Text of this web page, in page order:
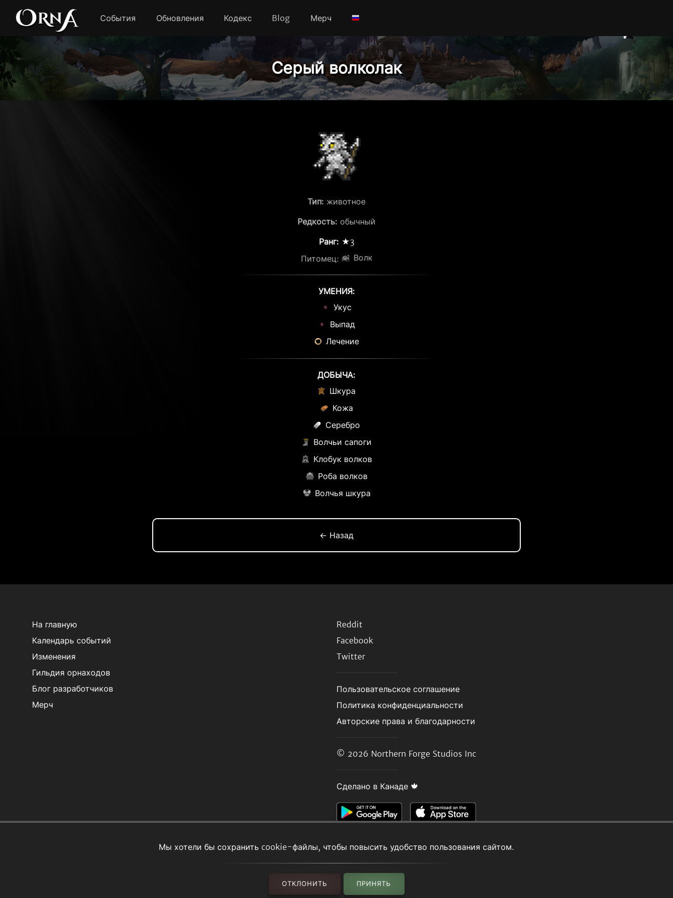
События Обновления Кодекс Blog Мерч
Серый волколак
Мы хотели бы сохранить cookie-файлы, чтобы повысить удобство пользования сайтом.
ОТКЛОНИТЬ ПРИНЯТЬ
Тип: животное
Редкость: обычный
Ранг: ★3
Питомец:
Волк
УМЕНИЯ:
Укус
Выпад
Лечение
ДОБЫЧА:
Шкура
Кожа
Серебро
Волчьи сапоги
Клобук волков
Роба волков
Волчья шкура
← Назад
На главную
Календарь событий
Изменения
Гильдия орнаходов
Блог разработчиков
Мерч
Reddit
Facebook
Twitter
Пользовательское соглашение
Политика конфиденциальности
Авторские права и благодарности
© 2026 Northern Forge Studios Inc
Сделано в Канаде 🍁